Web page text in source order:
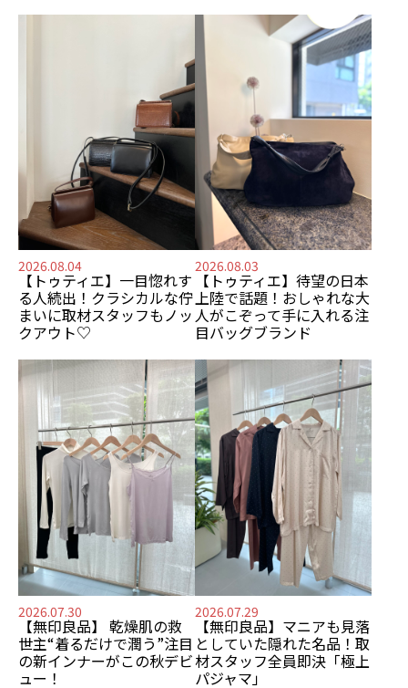
2026.08.04
【トゥティエ】 一目惚れす
る人続出！ クラシカルな佇
まいに取材スタッフもノッ
クアウト♡
2026.08.03
【トゥティエ】 待望の日本
上陸で話題！ おしゃれな大
人がこぞって手に入れる注
目バッグブランド
2026.07.30
【無印良品】 乾燥肌の救
世主“着るだけで潤う”注目
の新インナーがこの秋デビ
ュー！
2026.07.29
【無印良品】 マニアも見落
としていた隠れた名品！ 取
材スタッフ全員即決「極上
パジャマ」